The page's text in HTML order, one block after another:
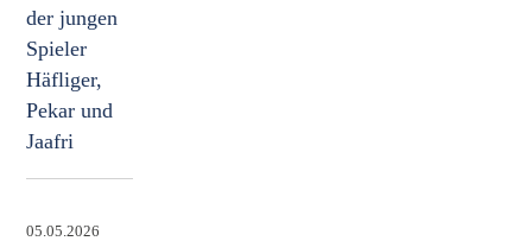
der jungen
Spieler
Häfliger,
Pekar und
Jaafri
05.05.2026